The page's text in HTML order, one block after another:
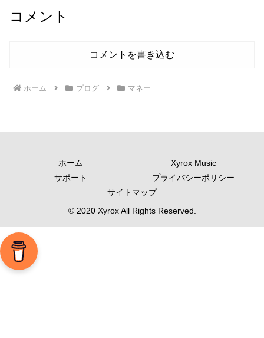
コメント
コメントを書き込む
ホーム ブログ マネー
ホーム
Xyrox Music
サポート
プライバシーポリシー
サイトマップ
© 2020 Xyrox All Rights Reserved.